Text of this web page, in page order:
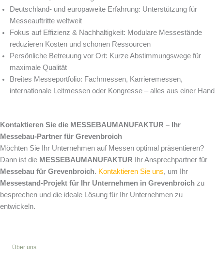
Deutschland- und europaweite Erfahrung: Unterstützung für
Messeauftritte weltweit
Fokus auf Effizienz & Nachhaltigkeit: Modulare Messestände
reduzieren Kosten und schonen Ressourcen
Persönliche Betreuung vor Ort: Kurze Abstimmungswege für
maximale Qualität
Breites Messeportfolio: Fachmessen, Karrieremessen,
internationale Leitmessen oder Kongresse – alles aus einer Hand
Kontaktieren Sie die MESSEBAUMANUFAKTUR – Ihr
Messebau-Partner für Grevenbroich
Möchten Sie Ihr Unternehmen auf Messen optimal präsentieren?
Dann ist die MESSEBAUMANUFAKTUR Ihr Ansprechpartner für
Messebau für Grevenbroich. Kontaktieren Sie uns, um Ihr
Messestand-Projekt für Ihr Unternehmen in Grevenbroich zu
besprechen und die ideale Lösung für Ihr Unternehmen zu
entwickeln.
Über uns